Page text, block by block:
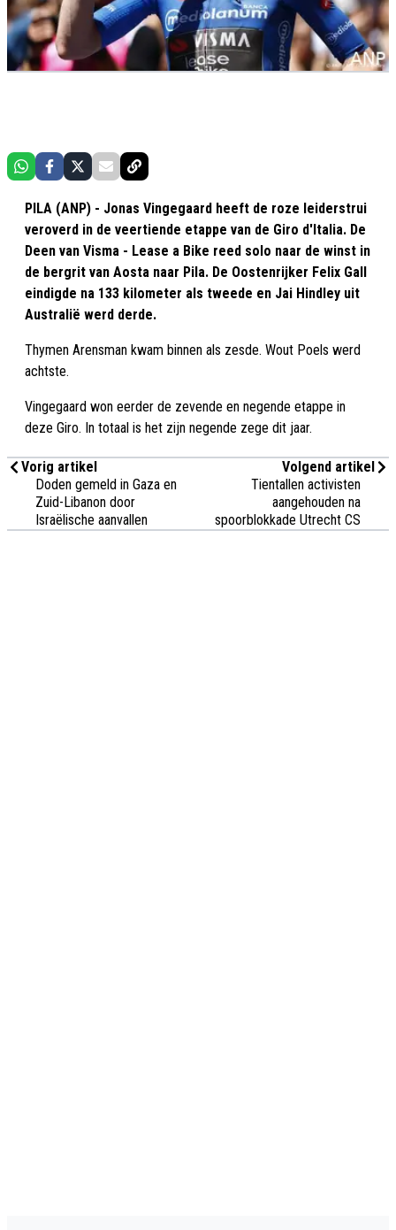
PILA (ANP) - Jonas Vingegaard heeft de roze leiderstrui
veroverd in de veertiende etappe van de Giro d'Italia. De
Deen van Visma - Lease a Bike reed solo naar de winst in
de bergrit van Aosta naar Pila. De Oostenrijker Felix Gall
eindigde na 133 kilometer als tweede en Jai Hindley uit
Australië werd derde.
Thymen Arensman kwam binnen als zesde. Wout Poels werd
achtste.
Vingegaard won eerder de zevende en negende etappe in
deze Giro. In totaal is het zijn negende zege dit jaar.
Vorig artikel
Doden gemeld in Gaza en
Zuid-Libanon door
Israëlische aanvallen
Volgend artikel
Tientallen activisten
aangehouden na
spoorblokkade Utrecht CS